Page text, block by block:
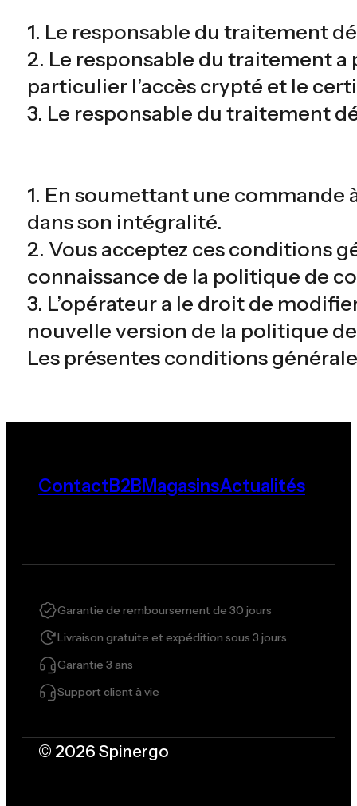
1. Le responsable du traitement
2. Le responsable du traitement
particulier l’accès crypté et le
3. Le responsable du traitement
1. En soumettant une commande
dans son intégralité.
2. Vous acceptez ces conditions
connaissance de la politique de
3. L’opérateur a le droit de
nouvelle version de la politique
Les présentes conditions
ContactB2BMagasinsActualités
Garantie de remboursement de 30 jours
Livraison gratuite et expédition sous 3 jours
Garantie 3 ans
Support client à vie
© 2026 Spinergo